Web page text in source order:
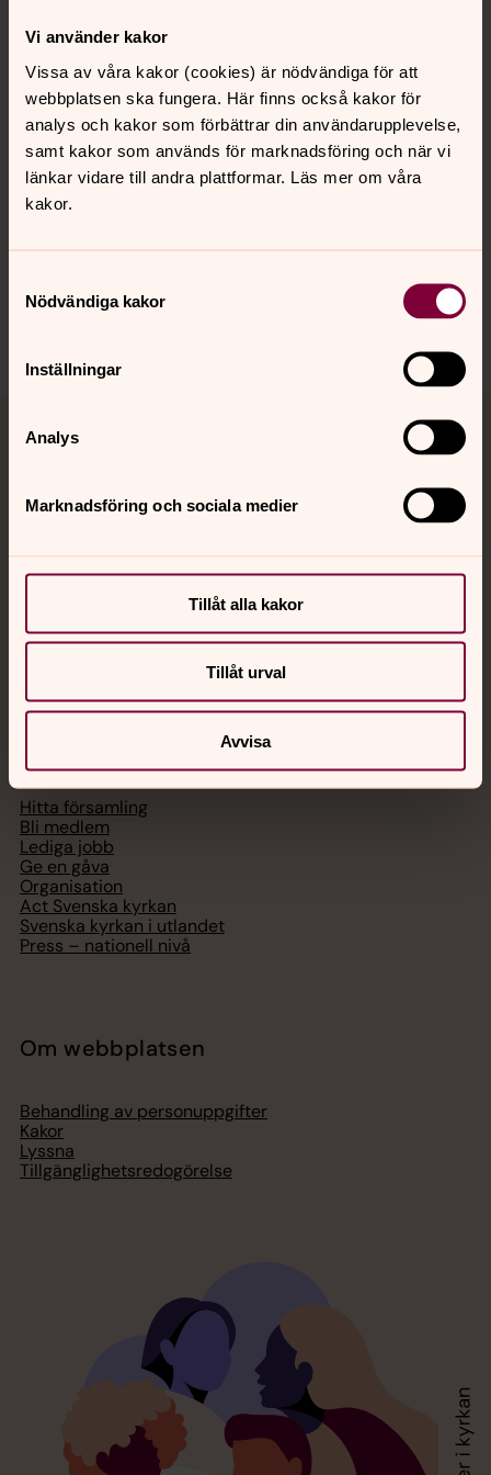
Vi använder kakor
Vissa av våra kakor (cookies) är nödvändiga för att
webbplatsen ska fungera. Här finns också kakor för
analys och kakor som förbättrar din användarupplevelse,
samt kakor som används för marknadsföring och när vi
länkar vidare till andra plattformar. Läs mer om våra
kakor.
Nödvändiga kakor
Inställningar
Analys
Marknadsföring och sociala medier
Tillåt alla kakor
Tillåt urval
Avvisa
Kontakt
Kalender
Hitta snabbt
Jourhavande präst
Akut samtals- och krisstöd. Prata eller chatta anonymt
med en präst på kvällar och nätter.
Chatt
Telefon 112
Hitta församling
Bli medlem
Lediga jobb
Ge en gåva
Organisation
Act Svenska kyrkan
Svenska kyrkan i utlandet
Press – nationell nivå
Om webbplatsen
Behandling av personuppgifter
Kakor
Lyssna
Tillgänglighetsredogörelse